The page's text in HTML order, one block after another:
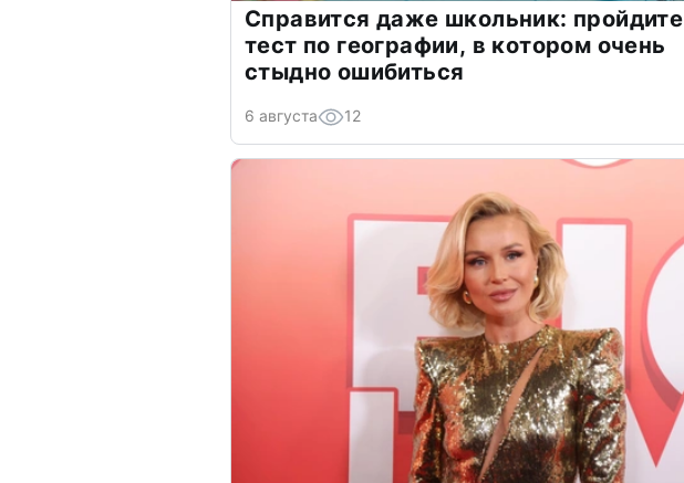
Справится даже школьник: пройдите
тест по географии, в котором очень
стыдно ошибиться
6 августа 12